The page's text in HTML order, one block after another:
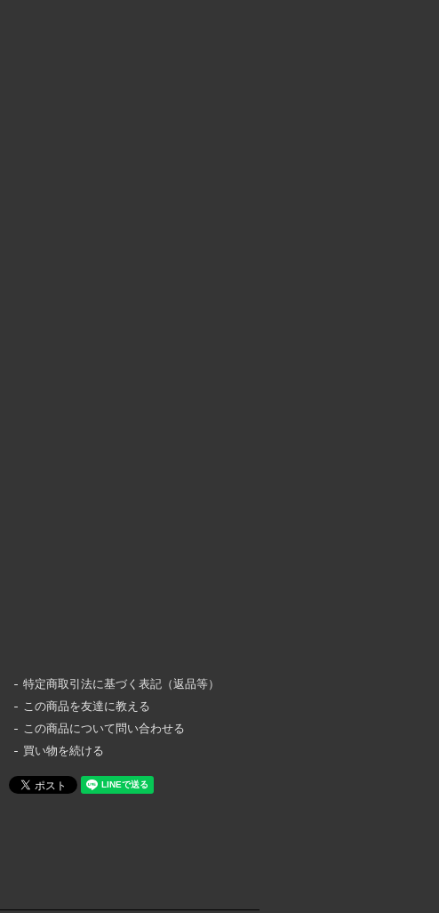
特定商取引法に基づく表記（返品等）
この商品を友達に教える
この商品について問い合わせる
買い物を続ける